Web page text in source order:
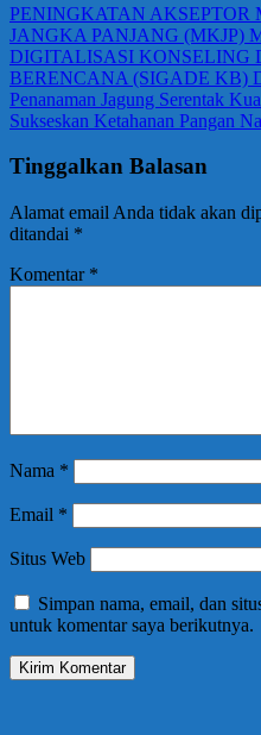
PENINGKATAN AKSEPTOR
JANGKA PANJANG (MKJP)
DIGITALISASI KONSELING
BERENCANA (SIGADE KB)
Penanaman Jagung Serentak
Sukseskan Ketahanan Pangan
Tinggalkan Balasan
Alamat email Anda tidak akan
ditandai *
Komentar *
Nama *
Email *
Situs Web
Simpan nama, email, dan
untuk komentar saya berikutnya.